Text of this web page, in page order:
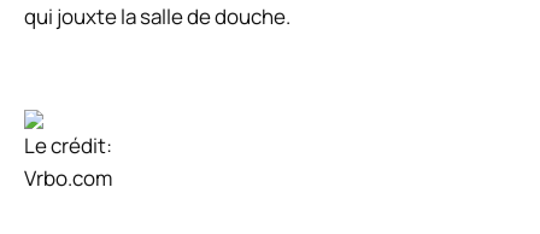
qui jouxte la salle de douche.
Le crédit:
Vrbo.com